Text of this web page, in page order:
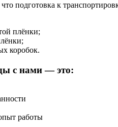
подготовка к
плёнки;
коробок.
с нами — это:
работы